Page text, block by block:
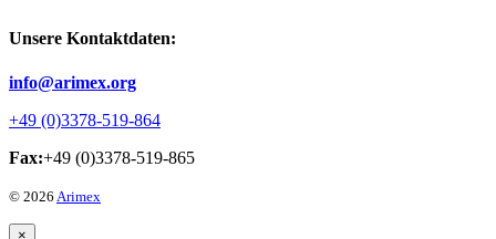
Unsere Kontaktdaten:
info@arimex.org
+49 (0)3378-519-864
Fax:+49 (0)3378-519-865
© 2026 Arimex
×